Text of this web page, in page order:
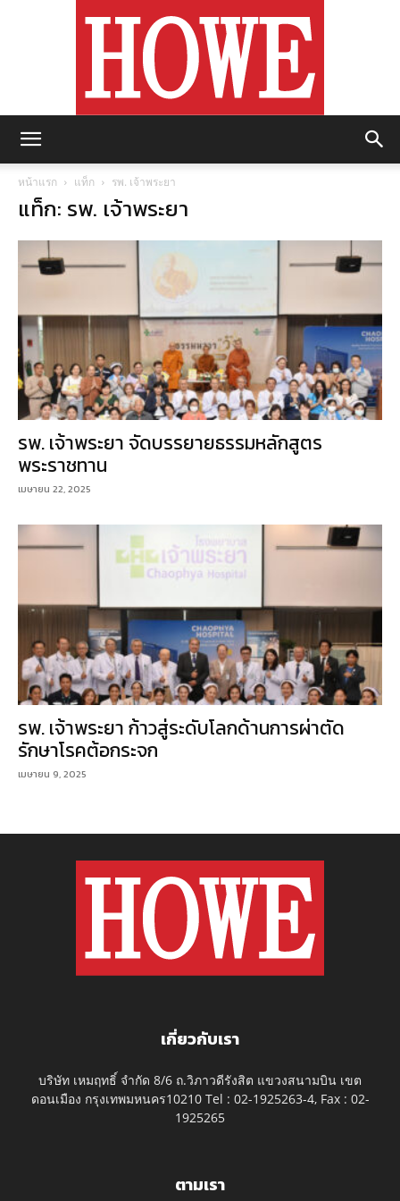
หน้าแรก แท็ก รพ. เจ้าพระยา
แท็ก: รพ. เจ้าพระยา
รพ. เจ้าพระยา จัดบรรยายธรรมหลักสูตร
พระราชทาน
เมษายน 22, 2025
รพ. เจ้าพระยา ก้าวสู่ระดับโลกด้านการผ่าตัด
รักษาโรคต้อกระจก
เมษายน 9, 2025
เกี่ยวกับเรา
บริษัท เหมฤทธิ์ จำกัด 8/6 ถ.วิภาวดีรังสิต แขวงสนามบิน เขต
ดอนเมือง กรุงเทพมหนคร10210 Tel : 02-1925263-4, Fax : 02-
1925265
ตามเรา